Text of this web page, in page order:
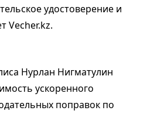
удостоверение и
Vecher.kz.
Нурлан Нигматулин
ускоренного
поправок по